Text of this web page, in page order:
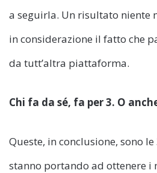
a seguirla. Un risultato niente
in considerazione il fatto che
da tutt’altra piattaforma.
Chi fa da sé, fa per 3. O
Queste, in conclusione, sono
stanno portando ad ottenere